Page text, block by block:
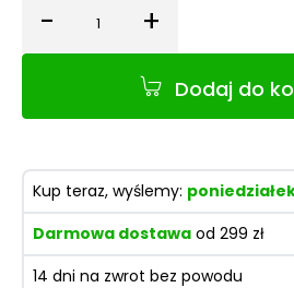
- Ilość +
Dodaj do
Kup teraz, wyślemy:
Darmowa dostawa od 299 zł
14 dni na zwrot bez powodu